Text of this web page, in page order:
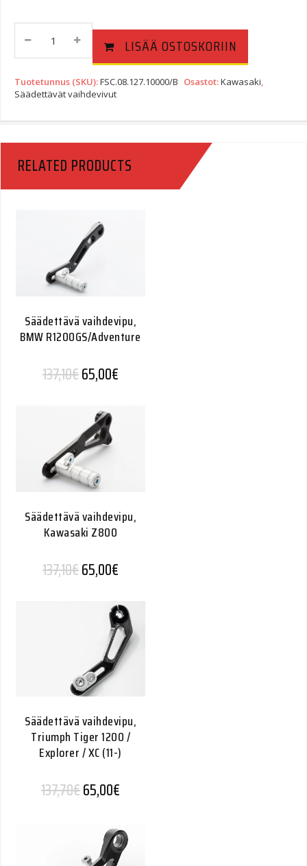
Säädettävä
Versys
1000
LISÄÄ OSTOSKORIIN
Tuotetunnus (SKU):FSC.08.127.10000/B Osastot:Kawasaki,
Säädettävät vaihdevivut
RELATED PRODUCTS
Säädettävä vaihdevipu,
BMW R1200GS/Adventure
137,10€Alkuperäinen hinta oli: 137,10€.
65,00€
Säädettävä vaihdevipu,
Kawasaki Z800
137,10€Alkuperäinen hinta oli: 137,10€.
65,00€
Säädettävä vaihdevipu,
Triumph Tiger 1200 /
Explorer / XC (11-)
137,70€Alkuperäinen hinta oli: 137,70€.
65,00€